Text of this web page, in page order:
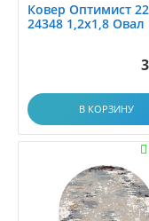
1.0x1.0
1.0x1.2
1.0x1.9
1.0x2.0
1.0x2.1
1.0x2.25
Ковер Оптимист
24348 1,2х1,8 Овал
В КОРЗИНУ
